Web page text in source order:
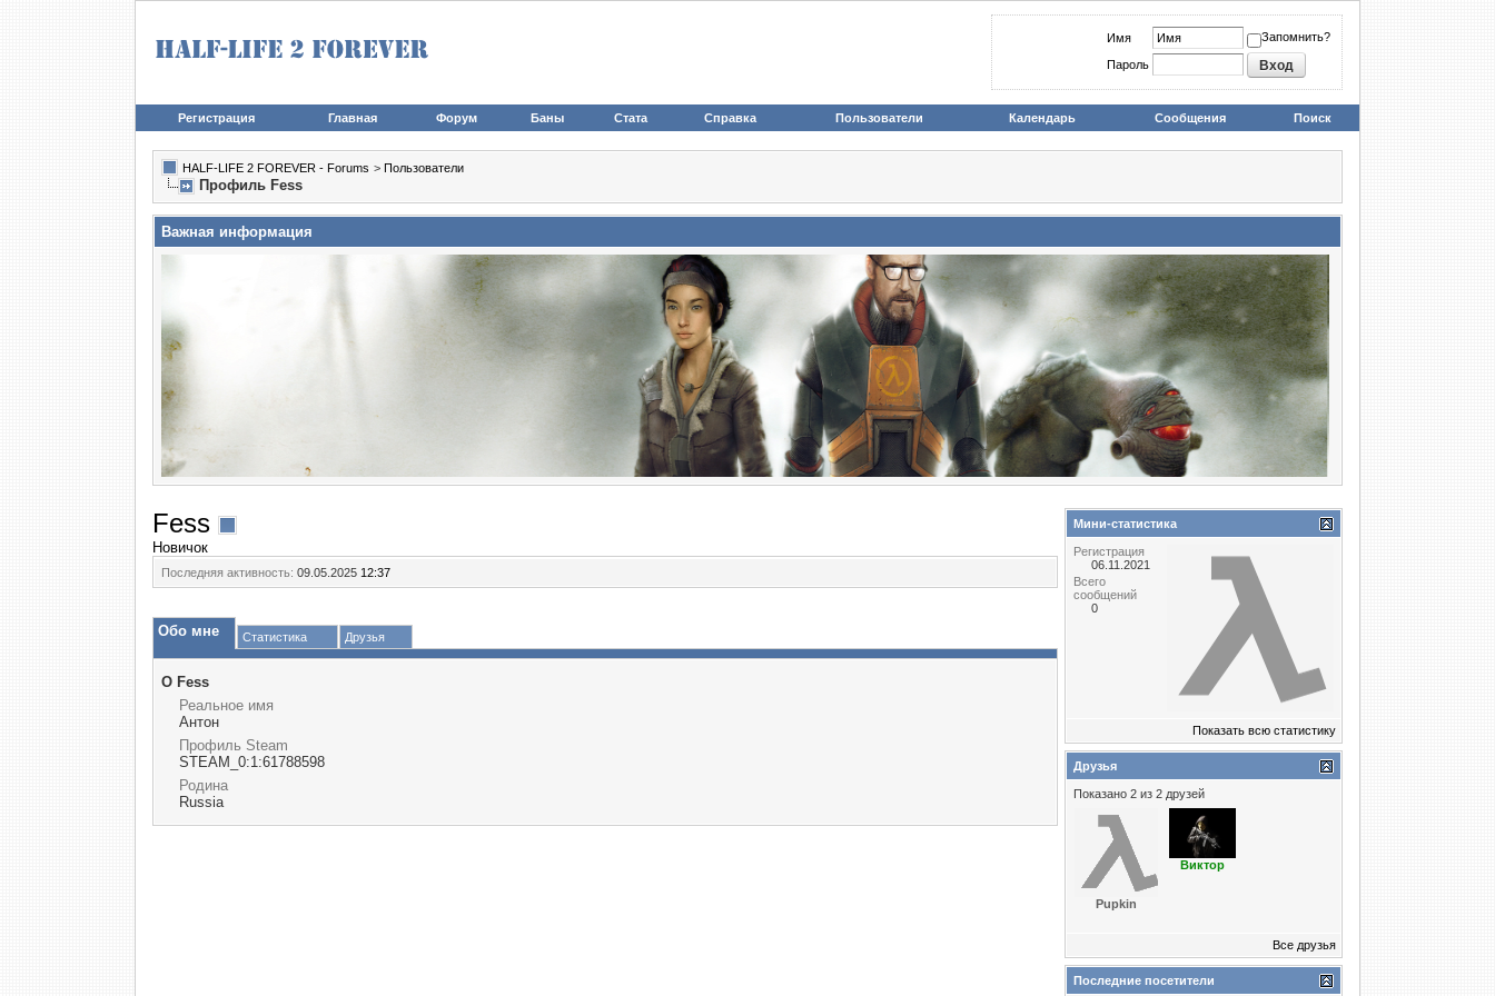
Имя Запомнить?
Пароль
Регистрация Главная Форум Баны Стата Справка Пользователи Календарь Сообщения Поиск
HALF-LIFE 2 FOREVER - Forums > Пользователи
Профиль Fess
Важная информация
Fess
Новичок
Последняя активность: 09.05.2025 12:37
Обо мне Статистика Друзья
О Fess
Реальное имя
Антон
Профиль Steam
STEAM_0:1:61788598
Родина
Russia
Мини-статистика
Регистрация
06.11.2021
Всего
сообщений
0
Показать всю статистику
Друзья
Показано 2 из 2 друзей
Puрkin
Виктор
Все друзья
Последние посетители